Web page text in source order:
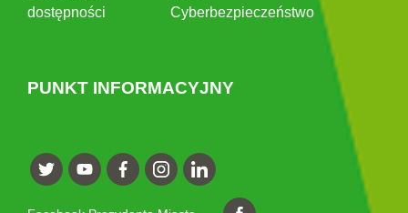
dostępności
Cyberbezpieczeństwo
PUNKT INFORMACYJNY